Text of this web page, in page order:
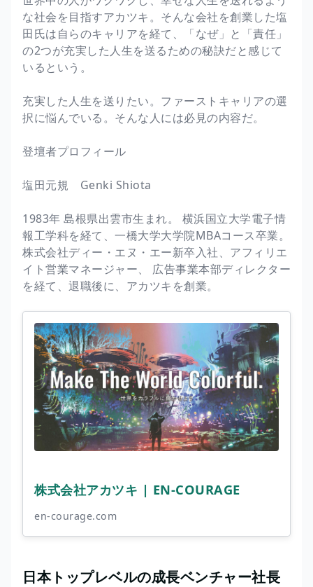
な社会を目指すアカツキ。そんな会社を創業した塩
田氏は自らのキャリアを経て、「なぜ」と「責任」
の2つが充実した人生を送るための秘訣だと感じて
いるという。
充実した人生を送りたい。ファーストキャリアの選
択に悩んでいる。そんな人には必見の内容だ。
登壇者プロフィール
塩田元規 Genki Shiota
1983年 島根県出雲市生まれ。 横浜国立大学電子情
報工学科を経て、一橋大学大学院MBAコース卒業。
株式会社ディー・エヌ・エー新卒入社、アフィリエ
イト営業マネージャー、 広告事業本部ディレクター
を経て、退職後に、アカツキを創業。
株式会社アカツキ | EN-COURAGE
en-courage.com
日本トップレベルの成長ベンチャー社長